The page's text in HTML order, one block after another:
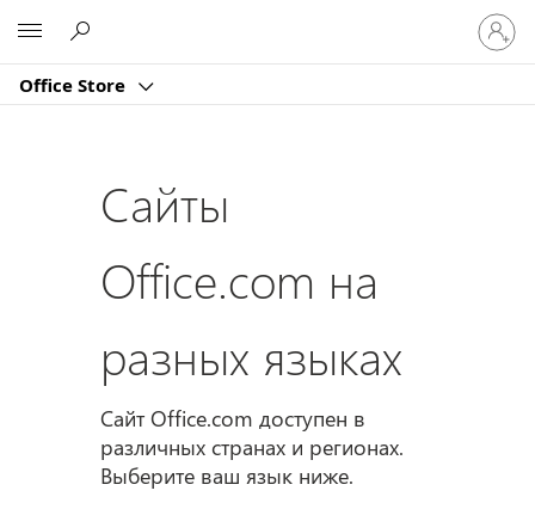
Office Store
в
Сайты
Office.com на
разных языках
Сайт Office.com доступен в
различных странах и регионах.
Выберите ваш язык ниже.